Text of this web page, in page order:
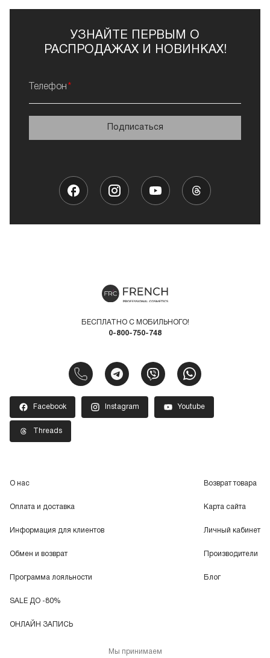
УЗНАЙТЕ ПЕРВЫМ О
РАСПРОДАЖАХ И НОВИНКАХ!
Телефон
Подписаться
БЕСПЛАТНО С МОБИЛЬНОГО!
0-800-750-748
Facebook Instagram Youtube
Threads
О нас
Оплата и доставка
Информация для клиентов
Обмен и возврат
Программа лояльности
SALE ДО -80%
ОНЛАЙН ЗАПИСЬ
Возврат товара
Карта сайта
Личный кабинет
Производители
Блог
Мы принимаем